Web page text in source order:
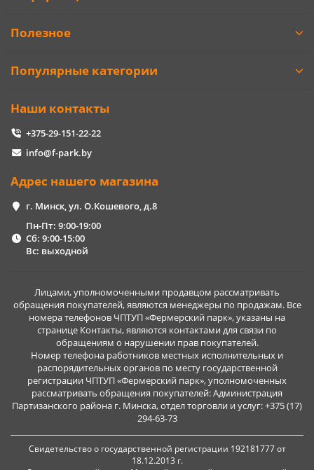
Полезное
Популярные категории
Наши контакты
+375-29-151-22-22
info@f-park.by
Адрес нашего магазина
г. Минск, ул. О.Кошевого, д.8
Пн-Пт: 9:00-19:00
Сб: 9:00-15:00
Вс: выходной
Лицами, уполномоченными продавцом рассматривать
обращения покупателей, являются менеджеры по продажам. Все
номера телефонов ЧПТУП «Фермерский парк», указаны на
странице Контакты, являются контактами для связи по
обращениям о нарушении прав покупателей.
Номер телефона работников местных исполнительных и
распорядительных органов по месту государственной
регистрации ЧПТУП «Фермерский парк», уполномоченных
рассматривать обращения покупателей: Администрация
Партизанского района г. Минска, отдел торговли и услуг: +375 (17)
294-63-73
Свидетельство о государственной регистрации 192181777 от
18.12.2013 г.